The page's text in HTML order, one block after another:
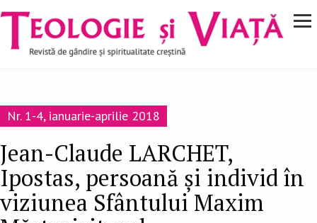
Mergi la conţinutul principal
Navigare
principală
Nr. 1-4, ianuarie-aprilie 2018
Jean-Claude LARCHET,
Ipostas, persoană şi individ în
viziunea Sfântului Maxim